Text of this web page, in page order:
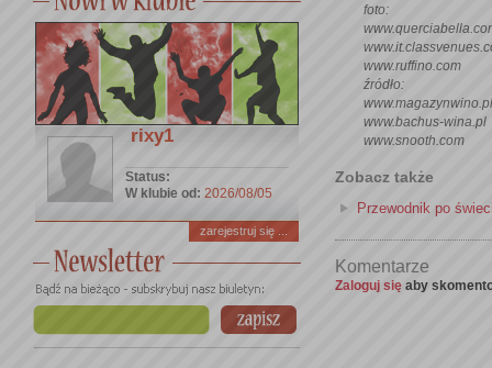
rixy1
Status:
W klubie od: 2026/08/05
zarejestruj się ...
foto:
www.ruffino.com
źródło:
www.magazynwino.pl
www.bachus-wina.pl
www.snooth.com
Zobacz także
Przewodnik po
Komentarze
Zaloguj się aby